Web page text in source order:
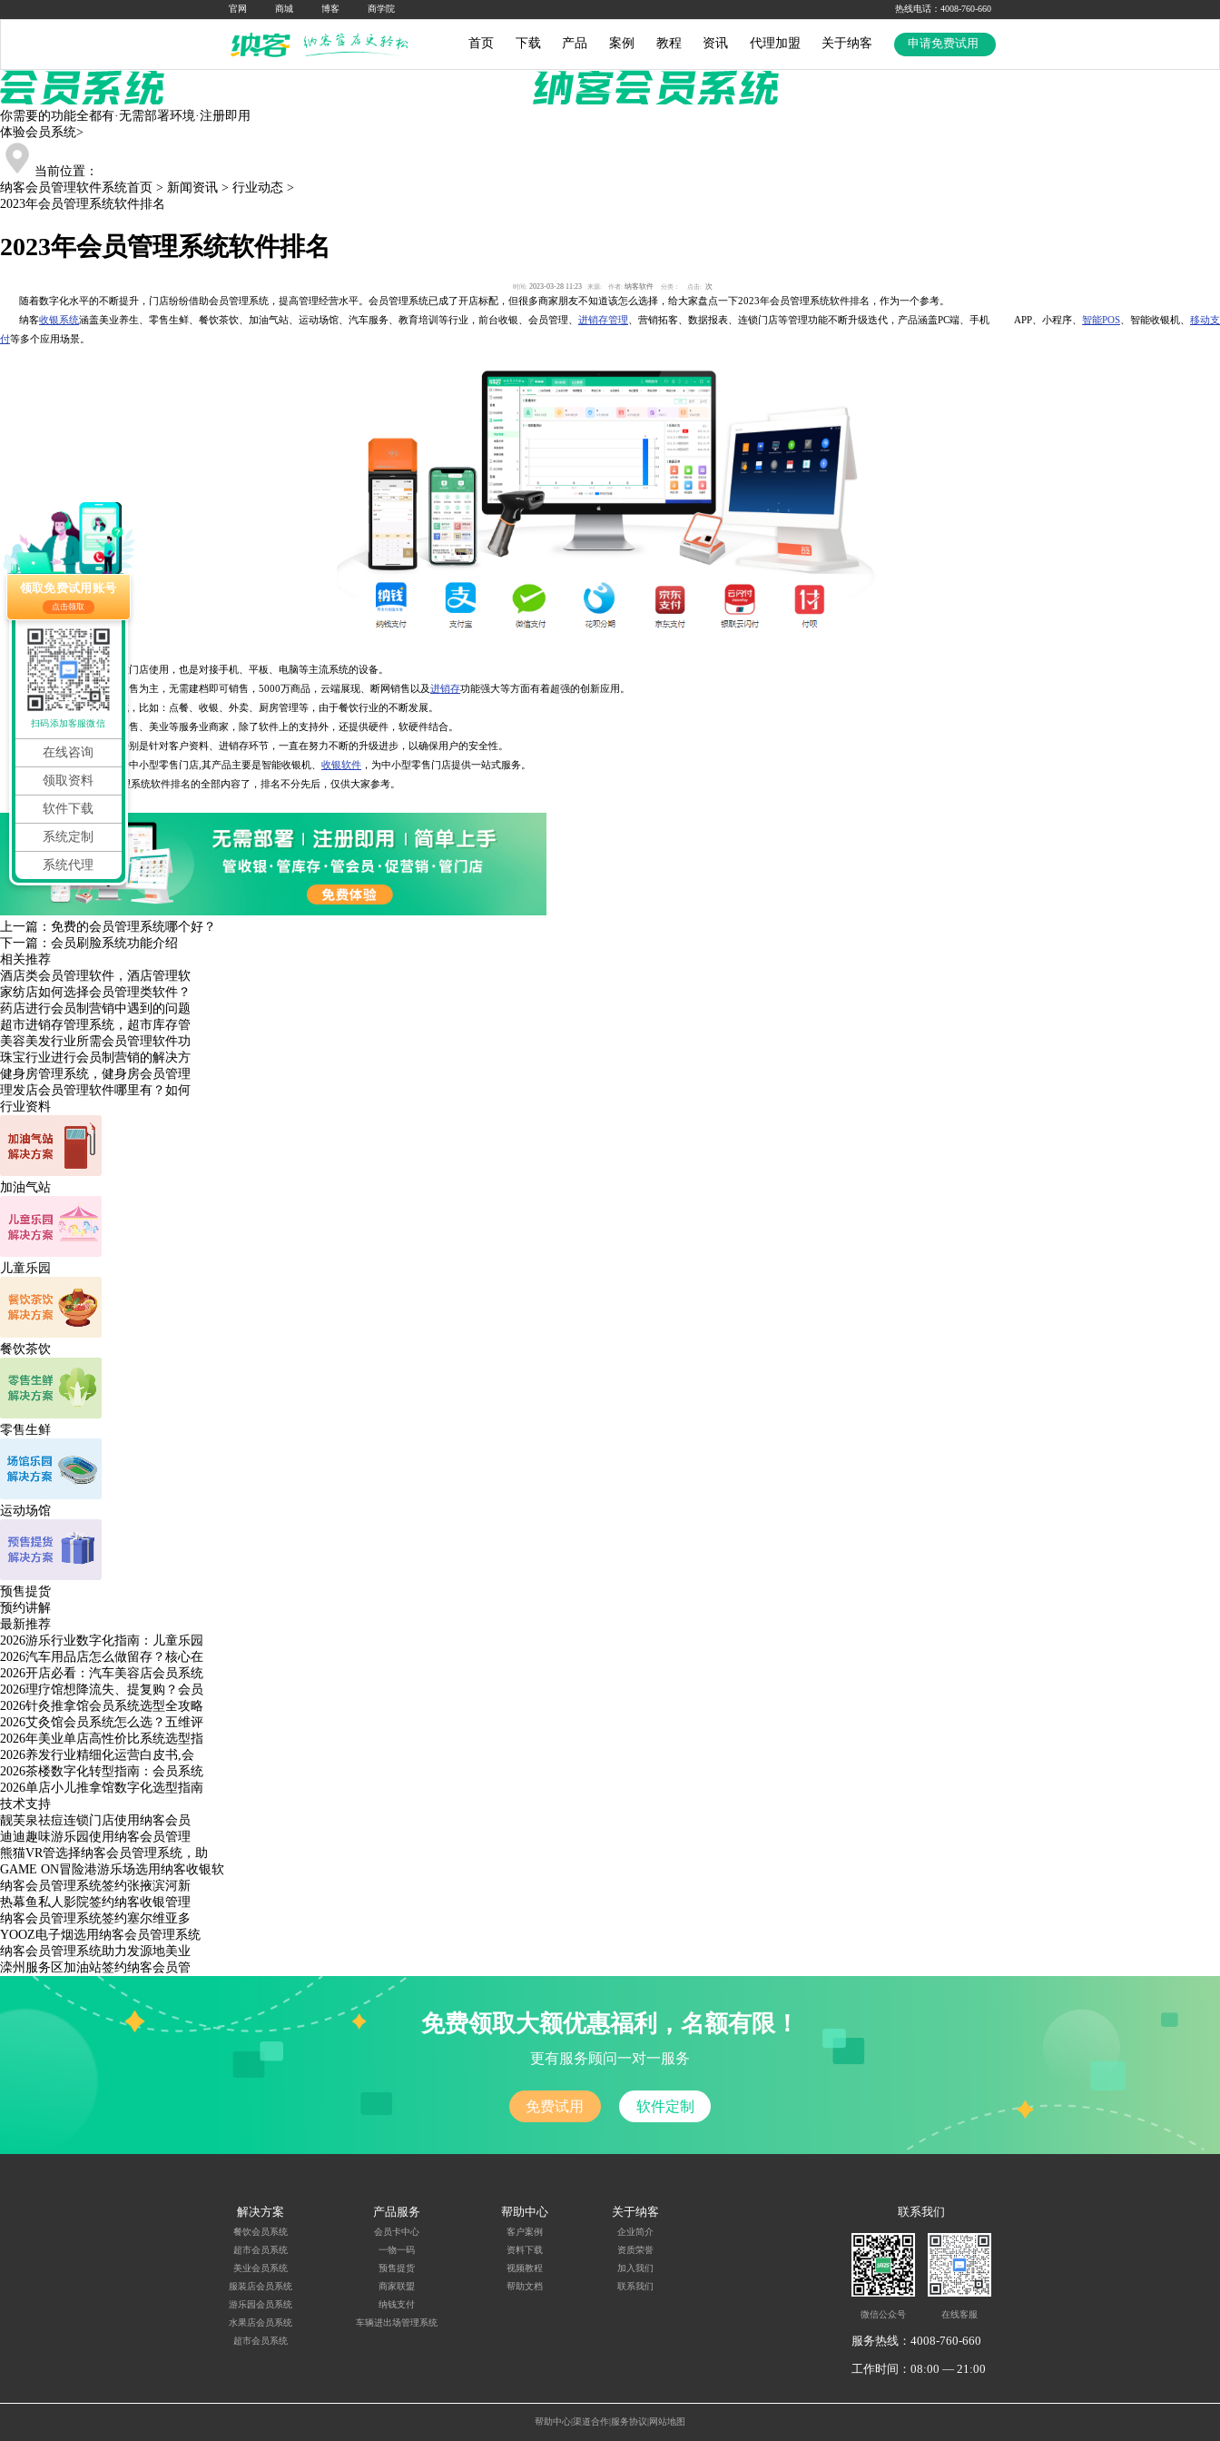
官网 商城 博客 商学院 热线电话：4008-760-660
首页 下载 产品 案例 教程 资讯 代理加盟 关于纳客 申请免费试用
你需要的功能全都有·无需部署环境·注册即用
体验会员系统>
当前位置：
纳客会员管理软件系统首页 > 新闻资讯 > 行业动态 >
2023年会员管理系统软件排名
2023年会员管理系统软件排名
时间: 2023-03-28 11:23 来源: 作者: 纳客软件 分类： 点击: 次
随着数字化水平的不断提升，门店纷纷借助会员管理系统，提高管理经营水平。会员管理系统已成了开店标配，但很多商家朋友不知道该怎么选择，给大家盘点一下2023年会员管理系统软件排名，作为一个参考。
纳客收银系统涵盖美业养生、零售生鲜、餐饮茶饮、加油气站、运动场馆、汽车服务、教育培训等行业，前台收银、会员管理、 进销存管理 、营销拓客、数据报表、连锁门店等管理功能不断升级迭代，产品涵盖PC端、手机 APP、小程序、 智能POS 、智能收银机、 移动支
付等多个应用场景。
银豹收银系统适用于小微门店使用，也是对接手机、平板、电脑等主流系统的设备。
思迅天店涵盖的行业以零售为主，无需建档即可销售，5000万商品，云端展现、断网销售以及进销存功能强大等方面有着超强的创新应用。
美团主要是覆盖餐饮领域，比如：点餐、收银、外卖、厨房管理等，由于餐饮行业的不断发展。
客如云主要面向餐饮、零售、美业等服务业商家，除了软件上的支持外，还提供硬件，软硬件结合。
科脉覆盖餐饮和零售，特别是针对客户资料、进销存环节，一直在努力不断的升级进步，以确保用户的安全性。
中仑科技收银系统专注于中小型零售门店,其产品主要是智能收银机、 收银软件 ，为中小型零售门店提供一站式服务。
以上就是2023年会员管理系统软件排名的全部内容了，排名不分先后，仅供大家参考。
上一篇： 免费的会员管理系统哪个好？
下一篇： 会员刷脸系统功能介绍
相关推荐
酒店类会员管理软件，酒店管理软
家纺店如何选择会员管理类软件？
药店进行会员制营销中遇到的问题
超市进销存管理系统，超市库存管
美容美发行业所需会员管理软件功
珠宝行业进行会员制营销的解决方
健身房管理系统，健身房会员管理
理发店会员管理软件哪里有？如何
行业资料
加油气站
儿童乐园
餐饮茶饮
零售生鲜
运动场馆
预售提货
预约讲解
最新推荐
2026游乐行业数字化指南：儿童乐园
2026汽车用品店怎么做留存？核心在
2026开店必看：汽车美容店会员系统
2026理疗馆想降流失、提复购？会员
2026针灸推拿馆会员系统选型全攻略
2026艾灸馆会员系统怎么选？五维评
2026年美业单店高性价比系统选型指
2026养发行业精细化运营白皮书,会
2026茶楼数字化转型指南：会员系统
2026单店小儿推拿馆数字化选型指南
技术支持
靓芙泉祛痘连锁门店使用纳客会员
迪迪趣味游乐园使用纳客会员管理
熊猫VR管选择纳客会员管理系统，助
GAME ON冒险港游乐场选用纳客收银软
纳客会员管理系统签约张掖滨河新
热幕鱼私人影院签约纳客收银管理
纳客会员管理系统签约塞尔维亚多
YOOZ电子烟选用纳客会员管理系统
纳客会员管理系统助力发源地美业
滦州服务区加油站签约纳客会员管
领取免费试用账号
点击领取
扫码添加客服微信
在线咨询
领取资料
软件下载
系统定制
系统代理
免费领取大额优惠福利，名额有限！
更有服务顾问一对一服务
免费试用 软件定制
解决方案
餐饮会员系统
超市会员系统
美业会员系统
服装店会员系统
游乐园会员系统
水果店会员系统
超市会员系统
产品服务
会员卡中心
一物一码
预售提货
商家联盟
纳钱支付
车辆进出场管理系统
帮助中心
客户案例
资料下载
视频教程
帮助文档
关于纳客
企业简介
资质荣誉
加入我们
联系我们
联系我们
微信公众号 在线客服
服务热线：4008-760-660
工作时间：08:00 — 21:00
帮助中心|渠道合作|服务协议|网站地图